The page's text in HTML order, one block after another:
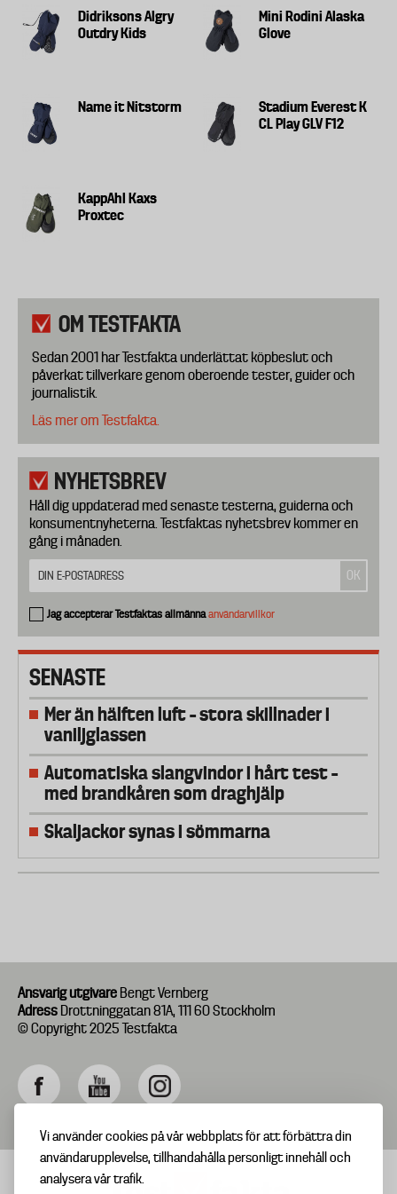
Vi använder cookies på vår webbplats för att förbättra din
användarupplevelse, tillhandahålla personligt innehåll och
analysera vår trafik.
Didriksons Algry
Outdry Kids
Mini Rodini Alaska
Glove
Name it Nitstorm
Stadium Everest K
CL Play GLV F12
KappAhl Kaxs
Proxtec
OM TESTFAKTA
Sedan 2001 har Testfakta underlättat köpbeslut och
påverkat tillverkare genom oberoende tester, guider och
journalistik.
Läs mer om Testfakta.
NYHETSBREV
Håll dig uppdaterad med senaste testerna, guiderna och
konsumentnyheterna. Testfaktas nyhetsbrev kommer en
gång i månaden.
Jag accepterar Testfaktas allmännaanvändarvillkor
SENASTE
Mer än hälften luft – stora skillnader i
vaniljglassen
Automatiska slangvindor i hårt test –
med brandkåren som draghjälp
Skaljackor synas i sömmarna
Ansvarig utgivare Bengt Vernberg
Adress Drottninggatan 81A, 111 60 Stockholm
© Copyright 2025 Testfakta